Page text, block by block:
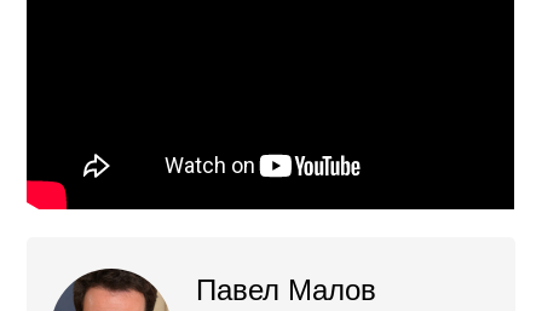
Павел Малов